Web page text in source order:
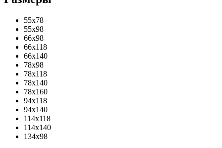
55х78
55х98
66х98
66х118
66х140
78х98
78х118
78х140
78х160
94х118
94х140
114х118
114х140
134х98